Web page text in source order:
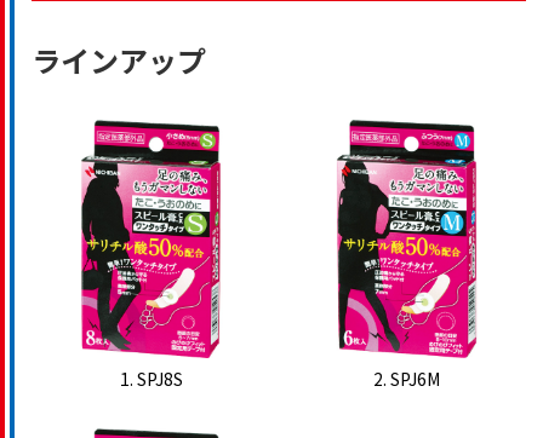
ラインアップ
1. SPJ8S 2. SPJ6M